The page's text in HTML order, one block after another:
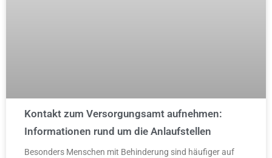
Kontakt zum Versorgungsamt aufnehmen:
Informationen rund um die Anlaufstellen
Besonders Menschen mit Behinderung sind häufiger auf